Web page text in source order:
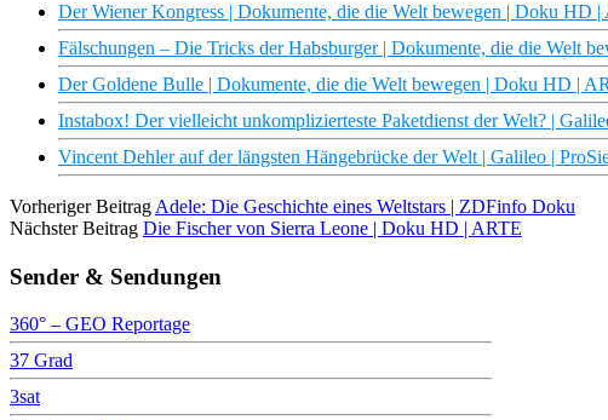
Der Wiener Kongress | Dokumente, die die Welt bewegen | Doku HD |
Fälschungen – Die Tricks der Habsburger | Dokumente, die die Welt
Der Goldene Bulle | Dokumente, die die Welt bewegen | Doku HD |
Instabox! Der vielleicht unkomplizierteste Paketdienst der Welt? |
Vincent Dehler auf der längsten Hängebrücke der Welt | Galileo |
Vorheriger Beitrag Adele: Die Geschichte eines Weltstars | ZDFinfo Doku
Nächster Beitrag Die Fischer von Sierra Leone | Doku HD | ARTE
Sender & Sendungen
360° – GEO Reportage
37 Grad
3sat